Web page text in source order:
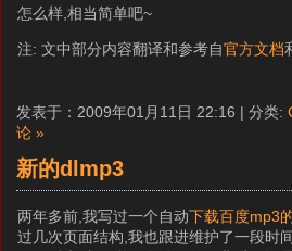
怎么样,相当简单吧~
注: 文中部分内容翻译和参考自官方文档
发表于：2009年01月11日 22:16 | 分类:
论 »
新的dlmp3
两年多前,我写过一个自动下载百度mp3
过几次页面结构,我也跟进维护了一段时